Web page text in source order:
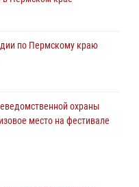
по Пермскому краю
охраны
место на фестивале